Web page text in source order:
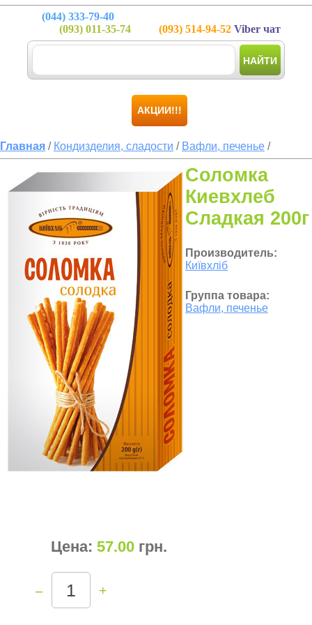
(044) 333-79-40
(093) 011-35-74 (093) 514-94-52 Viber чат
НАЙТИ
АКЦИИ!!!
Главная / Кондизделия, сладости / Вафли, печенье /
Соломка
Киевхлеб
Сладкая 200г
Производитель:
Київхліб
Группа товара:
Вафли, печенье
Цена: 57.00 грн.
– +